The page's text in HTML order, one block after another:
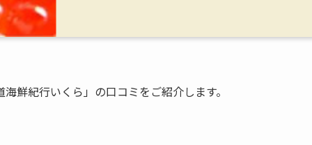
鮮紀行いくら」の口コミをご紹介します。